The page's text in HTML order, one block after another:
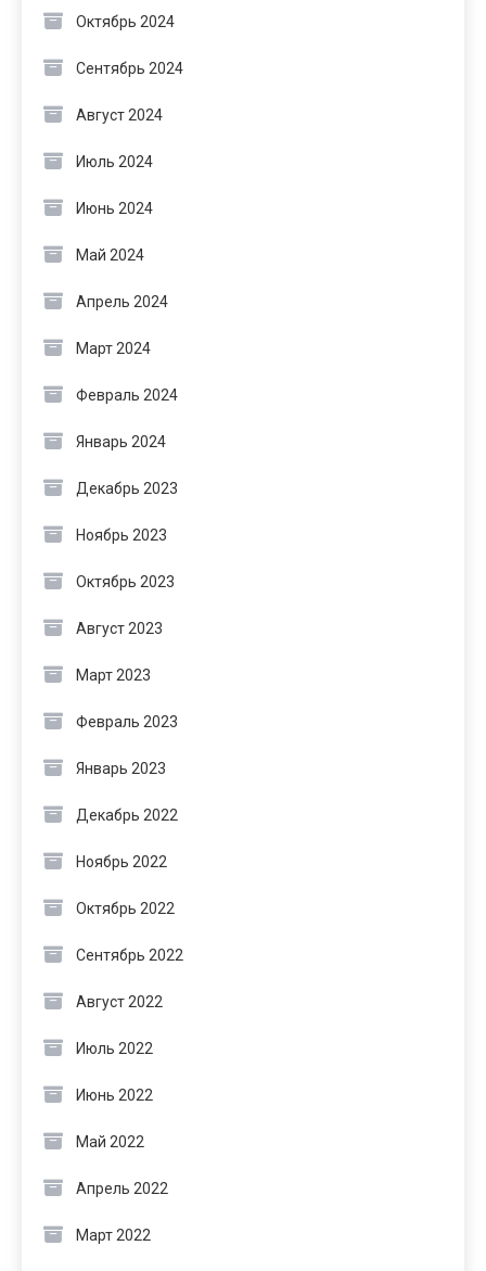
Октябрь 2024
Сентябрь 2024
Август 2024
Июль 2024
Июнь 2024
Май 2024
Апрель 2024
Март 2024
Февраль 2024
Январь 2024
Декабрь 2023
Ноябрь 2023
Октябрь 2023
Август 2023
Март 2023
Февраль 2023
Январь 2023
Декабрь 2022
Ноябрь 2022
Октябрь 2022
Сентябрь 2022
Август 2022
Июль 2022
Июнь 2022
Май 2022
Апрель 2022
Март 2022